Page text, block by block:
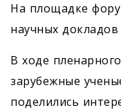
На площадке
научных докладов
В ходе
зарубежные
поделились